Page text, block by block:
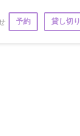
))
予約 貸し切り